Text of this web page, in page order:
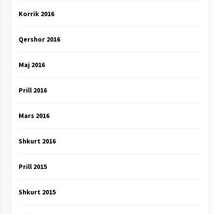
Korrik 2016
Qershor 2016
Maj 2016
Prill 2016
Mars 2016
Shkurt 2016
Prill 2015
Shkurt 2015